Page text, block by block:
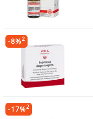
-8%2
-17%2